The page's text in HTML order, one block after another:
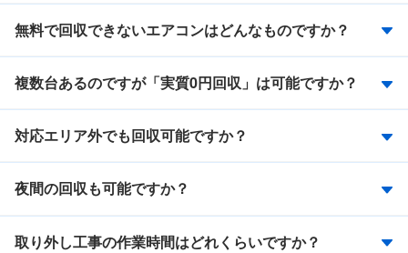
無料で回収できないエアコンはどんなものですか？
複数台あるのですが「実質0円回収」は可能ですか？
対応エリア外でも回収可能ですか？
夜間の回収も可能ですか？
取り外し工事の作業時間はどれくらいですか？